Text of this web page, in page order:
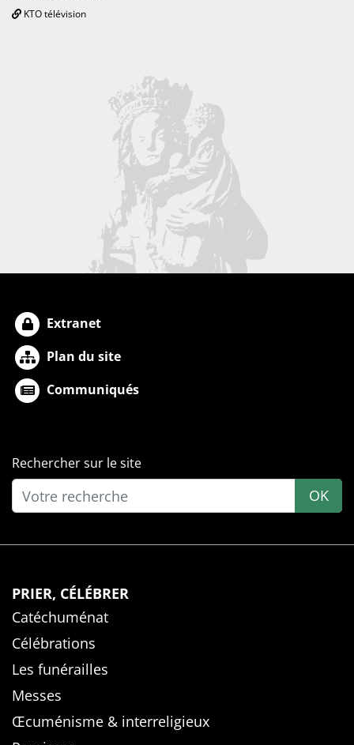
KTO télévision
Extranet
Plan du site
Communiqués
Rechercher sur le site
OK
PRIER, CÉLÉBRER
Catéchuménat
Célébrations
Les funérailles
Messes
Œcuménisme & interreligieux